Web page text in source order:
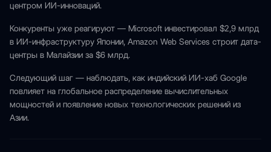
центром ИИ-инноваций.
Конкуренты уже реагируют — Microsoft инвестировал $2,9 млрд
в ИИ-инфраструктуру Японии, Amazon Web Services строит дата-
центры в Малайзии за $6 млрд.
Следующий шаг — наблюдать, как индийский ИИ-хаб Google
повлияет на глобальное распределение вычислительных
мощностей и появление новых технологических решений из
Азии.